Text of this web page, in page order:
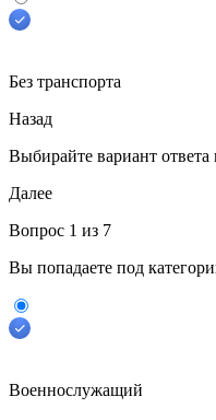
Без транспорта
Назад
Выбирайте вариант ответа
Далее
Вопрос 1 из 7
Вы попадаете под
Военнослужащий